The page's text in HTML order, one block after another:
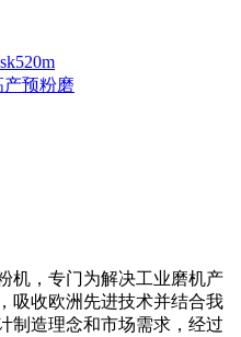
产预粉磨
机，专门为解决工业磨机产
吸收欧洲先进技术并结合我
制造理念和市场需求，经过